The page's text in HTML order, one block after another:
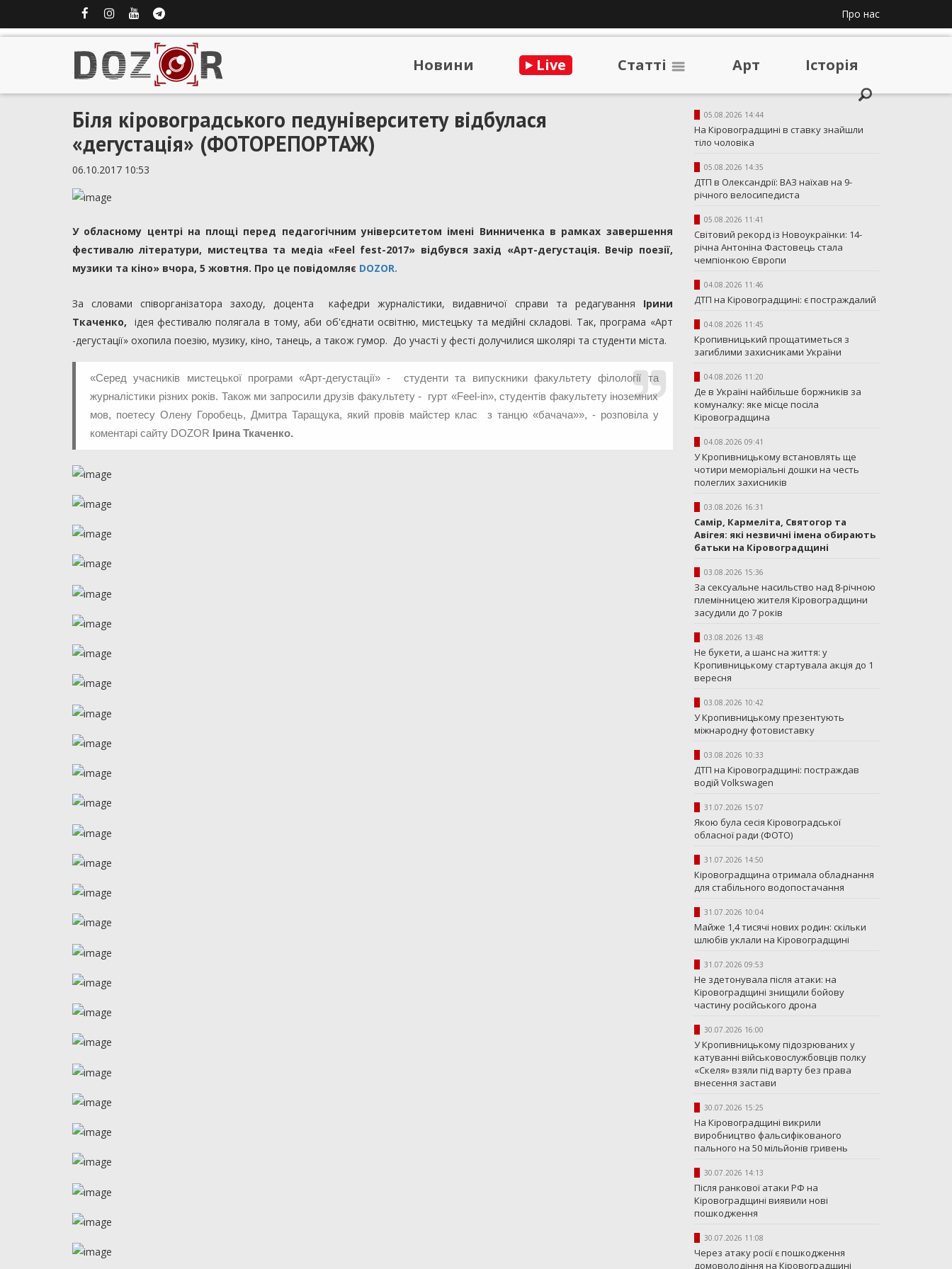
Про нас
Новини Live Статтi Арт Iсторiя
Біля кіровоградського педуніверситету відбулася
«дегустація» (ФОТОРЕПОРТАЖ)
06.10.2017 10:53
У обласному центрі на площі перед педагогічним університетом імені Винниченка в рамках завершення
фестивалю літератури, мистецтва та медіа «Feel fest-2017» відбувся захід «Арт-дегустація. Вечір поезії,
музики та кіно» вчора, 5 жовтня. Про це повідомляє DOZOR.
За словами співорганізатора заходу, доцента кафедри журналістики, видавничої справи та редагування Ірини
Ткаченко, ідея фестивалю полягала в тому, аби об'єднати освітню, мистецьку та медійні складові. Так, програма «Арт
-дегустації» охопила поезію, музику, кіно, танець, а також гумор. До участі у фесті долучилися школярі та студенти міста.
«Серед учасників мистецької програми «Арт-дегустації» - студенти та випускники факультету філології та
журналістики різних років. Також ми запросили друзів факультету - гурт «Feel-in», студентів факультету іноземних
мов, поетесу Олену Горобець, Дмитра Таращука, який провів майстер клас з танцю «бачача»», - розповіла у
коментарі сайту DOZOR Ірина Ткаченко.
05.08.2026 14:44
На Кіровоградщині в ставку знайшли
тіло чоловіка
05.08.2026 14:35
ДТП в Олександрії: ВАЗ наїхав на 9-
річного велосипедиста
05.08.2026 11:41
Світовий рекорд із Новоукраїнки: 14-
річна Антоніна Фастовець стала
чемпіонкою Європи
04.08.2026 11:46
ДТП на Кіровоградщині: є постраждалий
04.08.2026 11:45
Кропивницький прощатиметься з
загиблими захисниками України
04.08.2026 11:20
Де в Україні найбільше боржників за
комуналку: яке місце посіла
Кіровоградщина
04.08.2026 09:41
У Кропивницькому встановлять ще
чотири меморіальні дошки на честь
полеглих захисників
03.08.2026 16:31
Самір, Кармеліта, Святогор та
Авігея: які незвичні імена обирають
батьки на Кіровоградщині
03.08.2026 15:36
За сексуальне насильство над 8-річною
племінницею жителя Кіровоградщини
засудили до 7 років
03.08.2026 13:48
Не букети, а шанс на життя: у
Кропивницькому стартувала акція до 1
вересня
03.08.2026 10:42
У Кропивницькому презентують
міжнародну фотовиставку
03.08.2026 10:33
ДТП на Кіровоградщині: постраждав
водій Volkswagen
31.07.2026 15:07
Якою була сесія Кіровоградської
обласної ради (ФОТО)
31.07.2026 14:50
Кіровоградщина отримала обладнання
для стабільного водопостачання
31.07.2026 10:04
Майже 1,4 тисячі нових родин: скільки
шлюбів уклали на Кіровоградщині
31.07.2026 09:53
Не здетонувала після атаки: на
Кіровоградщині знищили бойову
частину російського дрона
30.07.2026 16:00
У Кропивницькому підозрюваних у
катуванні військовослужбовців полку
«Скеля» взяли під варту без права
внесення застави
30.07.2026 15:25
На Кіровоградщині викрили
виробництво фальсифікованого
пального на 50 мільйонів гривень
30.07.2026 14:13
Після ранкової атаки РФ на
Кіровоградщині виявили нові
пошкодження
30.07.2026 11:08
Через атаку росії є пошкодження
домоволодіння на Кіровоградщині